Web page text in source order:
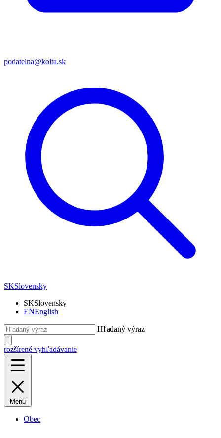
podatelna@kolta.sk
SKSlovensky
SKSlovensky
ENEnglish
Hľadaný výraz
rozšírené vyhľadávanie
Menu
Obec